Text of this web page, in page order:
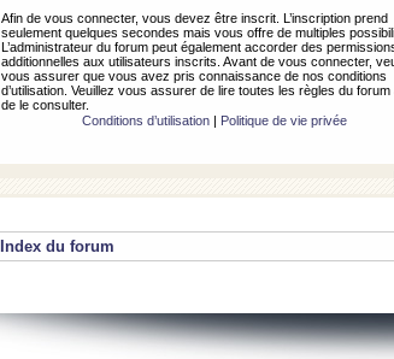
Afin de vous connecter, vous devez être inscrit. L’inscription prend
seulement quelques secondes mais vous offre de multiples
L’administrateur du forum peut également accorder des
additionnelles aux utilisateurs inscrits. Avant de vous connecter,
vous assurer que vous avez pris connaissance de nos conditions
d’utilisation. Veuillez vous assurer de lire toutes les règles du forum
de le consulter.
Conditions d’utilisation| Politique de vie privée
Index du forum